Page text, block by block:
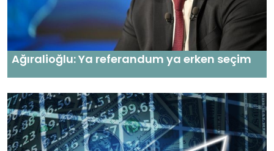
Ağıralioğlu: Ya referandum ya erken seçim